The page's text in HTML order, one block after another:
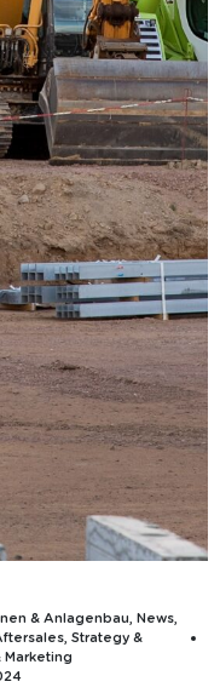
& Anlagenbau, News,
, Strategy &
Marketing